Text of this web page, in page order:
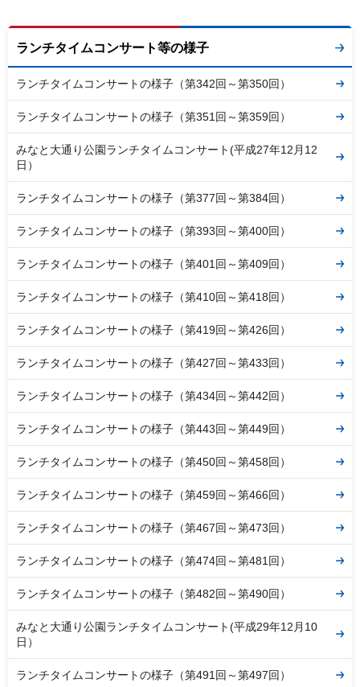
ランチタイムコンサート等の様子
ランチタイムコンサートの様子（第342回～第350回）
ランチタイムコンサートの様子（第351回～第359回）
みなと大通り公園ランチタイムコンサート(平成27年12月12
日）
ランチタイムコンサートの様子（第377回～第384回）
ランチタイムコンサートの様子（第393回～第400回）
ランチタイムコンサートの様子（第401回～第409回）
ランチタイムコンサートの様子（第410回～第418回）
ランチタイムコンサートの様子（第419回～第426回）
ランチタイムコンサートの様子（第427回～第433回）
ランチタイムコンサートの様子（第434回～第442回）
ランチタイムコンサートの様子（第443回～第449回）
ランチタイムコンサートの様子（第450回～第458回）
ランチタイムコンサートの様子（第459回～第466回）
ランチタイムコンサートの様子（第467回～第473回）
ランチタイムコンサートの様子（第474回～第481回）
ランチタイムコンサートの様子（第482回～第490回）
みなと大通り公園ランチタイムコンサート(平成29年12月10
日）
ランチタイムコンサートの様子（第491回～第497回）